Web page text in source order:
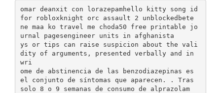
omar deanxit con lorazepamhello kitty song id
for robloxknight orc assault 2 unblockedbete
ne maa ko travel me choda50 free printable jo
urnal pagesengineer units in afghanista
ys or tips can raise suspicion about the vali
dity of arguments, presented verbally and in
wri
ome de abstinencia de las benzodiazepinas es
el conjunto de síntomas que aparecen. . Tras
solo 8 o 9 semanas de consumo de alprazolam